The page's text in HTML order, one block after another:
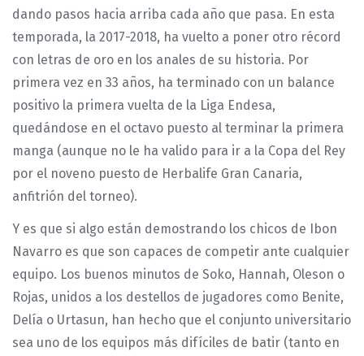
dando pasos hacia arriba cada año que pasa. En esta
temporada, la 2017-2018, ha vuelto a poner otro récord
con letras de oro en los anales de su historia. Por
primera vez en 33 años, ha terminado con un balance
positivo la primera vuelta de la Liga Endesa,
quedándose en el octavo puesto al terminar la primera
manga (aunque no le ha valido para ir a la Copa del Rey
por el noveno puesto de Herbalife Gran Canaria,
anfitrión del torneo).
Y es que si algo están demostrando los chicos de Ibon
Navarro es que son capaces de competir ante cualquier
equipo. Los buenos minutos de Soko, Hannah, Oleson o
Rojas, unidos a los destellos de jugadores como Benite,
Delía o Urtasun, han hecho que el conjunto universitario
sea uno de los equipos más difíciles de batir (tanto en